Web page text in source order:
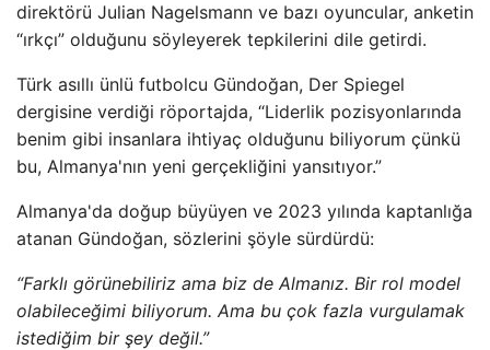
direktörü Julian Nagelsmann ve bazı oyuncular, anketin
“ırkçı” olduğunu söyleyerek tepkilerini dile getirdi.
Türk asıllı ünlü futbolcu Gündoğan, Der Spiegel
dergisine verdiği röportajda, “Liderlik pozisyonlarında
benim gibi insanlara ihtiyaç olduğunu biliyorum çünkü
bu, Almanya'nın yeni gerçekliğini yansıtıyor.”
Almanya'da doğup büyüyen ve 2023 yılında kaptanlığa
atanan Gündoğan, sözlerini şöyle sürdürdü:
“Farklı görünebiliriz ama biz de Almanız. Bir rol model
olabileceğimi biliyorum. Ama bu çok fazla vurgulamak
istediğim bir şey değil.”